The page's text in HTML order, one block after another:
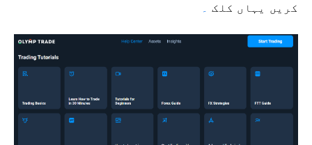
یہاں کلک کریں ۔